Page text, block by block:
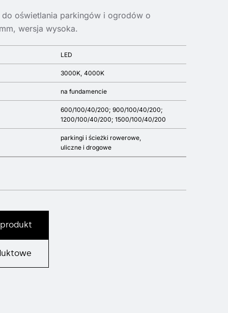
do oświetlania parkingów i ogrodów o
wersja wysoka.
LED
3000K 4000K
na fundamencie
600/100/40/200; 900/100/40/200;
1200/100/40/200; 1500/100/40/200
parkingi i ścieżki rowerowe
uliczne i drogowe